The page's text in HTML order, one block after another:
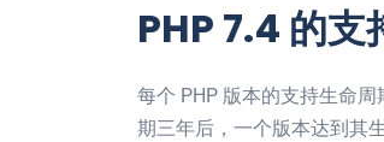
PHP 7.4 的支
每个 PHP 版本的支持生命
期三年后，一个版本达到其